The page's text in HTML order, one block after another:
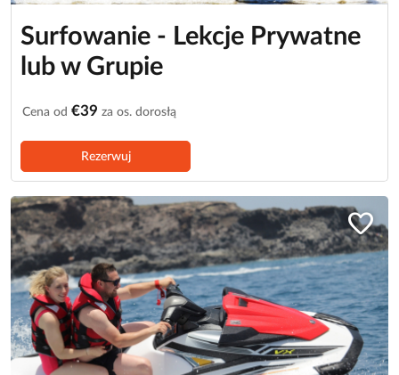
Surfowanie - Lekcje Prywatne
lub w Grupie
Cena od €39 za os. dorosłą
Rezerwuj
favorite